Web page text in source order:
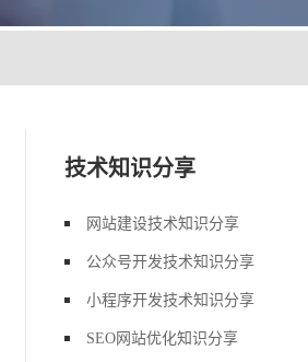
技术知识分享
网站建设技术知识分享
公众号开发技术知识分享
小程序开发技术知识分享
SEO网站优化知识分享